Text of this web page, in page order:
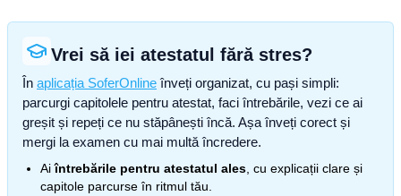
Vrei să iei atestatul fără stres?
În aplicația SoferOnline înveți organizat, cu pași simpli:
parcurgi capitolele pentru atestat, faci întrebările, vezi ce ai
greșit și repeți ce nu stăpânești încă. Așa înveți corect și
mergi la examen cu mai multă încredere.
Aiîntrebările pentru atestatul ales , cu explicații clare și
capitole parcurse în ritmul tău.